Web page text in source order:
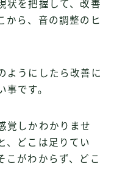
状を把握して、改善
から、音の調整のヒ
ようにしたら改善に
です。
覚しかわかりませ
、どこは足りてい
こがわからず、どこ